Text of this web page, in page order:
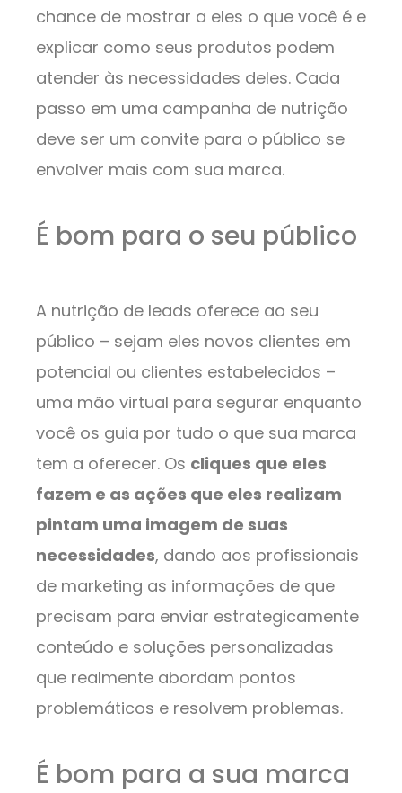
chance de mostrar a eles o que você é e
explicar como seus produtos podem
atender às necessidades deles. Cada
passo em uma campanha de nutrição
deve ser um convite para o público se
envolver mais com sua marca.
É bom para o seu público
A nutrição de leads oferece ao seu
público – sejam eles novos clientes em
potencial ou clientes estabelecidos –
uma mão virtual para segurar enquanto
você os guia por tudo o que sua marca
tem a oferecer. Os cliques que eles
fazem e as ações que eles realizam
pintam uma imagem de suas
necessidades, dando aos profissionais
de marketing as informações de que
precisam para enviar estrategicamente
conteúdo e soluções personalizadas
que realmente abordam pontos
problemáticos e resolvem problemas.
É bom para a sua marca